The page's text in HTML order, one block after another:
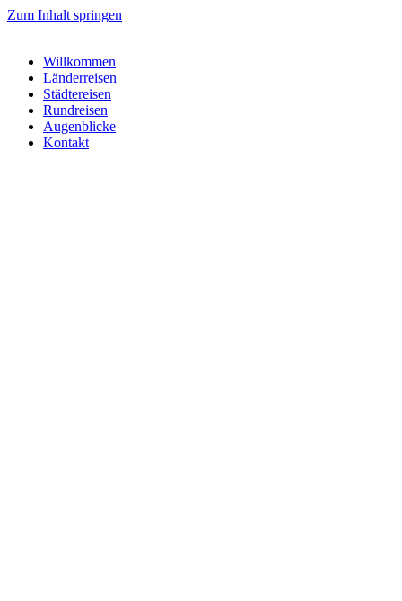
Zum Inhalt springen
Willkommen
Länderreisen
Städtereisen
Rundreisen
Augenblicke
Kontakt